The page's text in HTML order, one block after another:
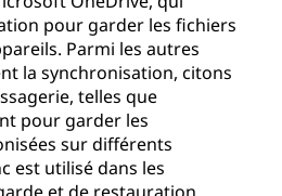
pour garder les fichiers
Parmi les autres
la synchronisation, citons
telles que
pour garder les
sur différents
est utilisé dans les